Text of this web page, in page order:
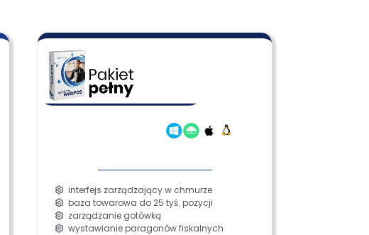
interfejs zarządzający w chmurze
baza towarowa do 25 tyś. pozycji
zarządzanie gotówką
wystawianie paragonów fiskalnych